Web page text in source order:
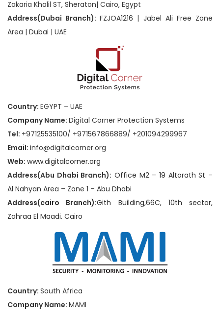
Zakaria Khalil ST, Sheraton| Cairo, Egypt
Address(Dubai Branch):FZJOA1216 | Jabel Ali Free Zone
Area | Dubai | UAE
Country: EGYPT – UAE
Company Name: Digital Corner Protection Systems
Tel: +97125535100/ +971567866889/ +201094299967
Email: info@digitalcorner.org
Web: www.digitalcorner.org
Address(Abu Dhabi Branch): Office M2 – 19 Altorath St –
Al Nahyan Area – Zone 1 – Abu Dhabi
Address(cairo Branch):Gith Building,66C, 10th sector,
Zahraa El Maadi. Cairo
Country: South Africa
Company Name: MAMI